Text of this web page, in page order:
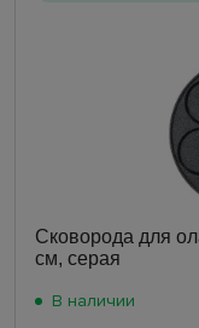
Сковорода для
см, серая
В наличии